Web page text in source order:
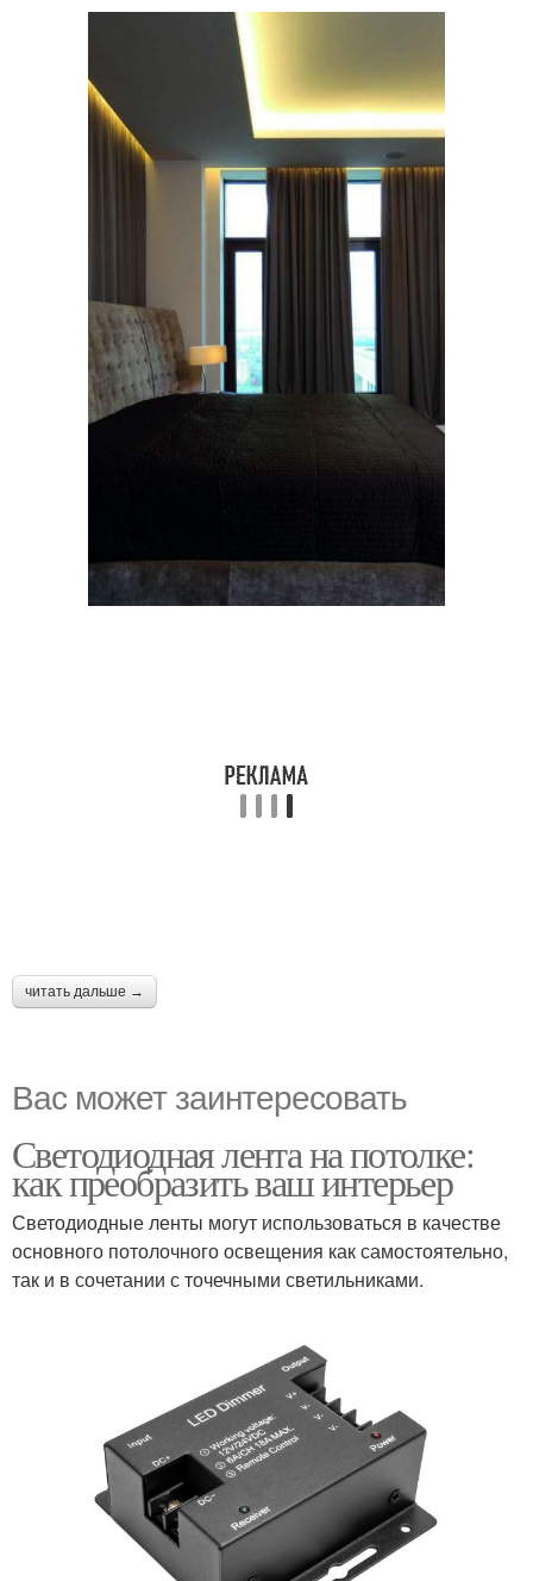
читать дальше →
Вас может заинтересовать
Светодиодная лента на потолке:
как преобразить ваш интерьер
Светодиодные ленты могут использоваться в качестве
основного потолочного освещения как самостоятельно,
так и в сочетании с точечными светильниками.